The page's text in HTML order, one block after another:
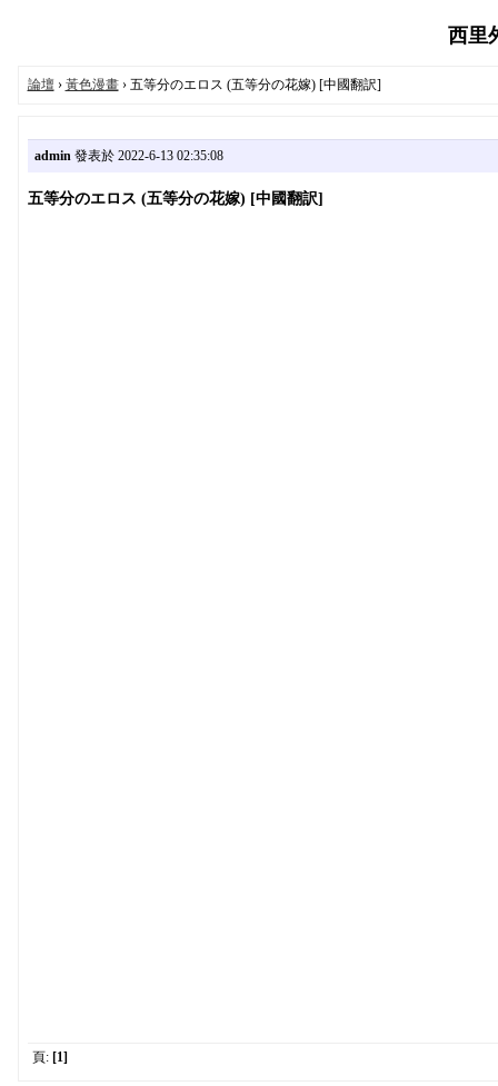
西里
論壇› 黃色漫畫› 五等分のエロス (五等分の花嫁) [中國翻訳]
admin發表於 2022-6-13 02:35:08
五等分のエロス (五等分の花嫁) [中國翻訳]
頁: [1]